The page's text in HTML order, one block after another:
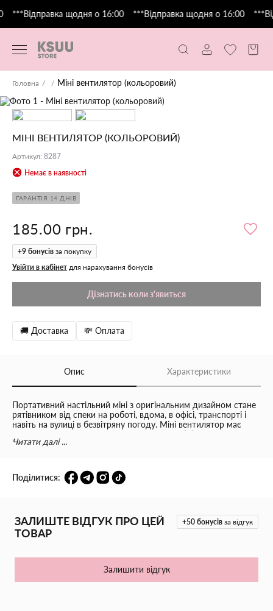
***Відправка щодня о 16:00 ***Відправка щодня о 16:00
Головна Міні вентилятор (кольоровий)
МІНІ ВЕНТИЛЯТОР (КОЛЬОРОВИЙ)
Артикул: 8287
Немає в наявності
ГАРАНТІЯ 14 ДНІВ
185.00 грн.
+9 бонусів за покупку
Увійти в кабінет для нарахування бонусів
Дізнатись коли з'явиться
🚚 Доставка 💸 Оплата
Опис Характеристики
Портативний настільний міні з оригінальним дизайном стане
рятівником від спеки на роботі, вдома, в офісі, транспорті і
навіть на вулиці в безвітряну погоду. Міні вентилятор має
досить компактні розміри і легка вага, що б брати його з
собою куди б Ви не направлялися. Характеристики: Тип:
акумулятор Діаметр лопатей: 8 см Режими швидкості: 2
Зміна кута нахилу: так Час зарядки: близько 2 ч Час роботи: 1
кута нахилу лопатей
Читати далі ...
Поділитися:
+50 бонусів за відгук
ЗАЛИШТЕ ВІДГУК ПРО ЦЕЙ
ТОВАР
Залишити відгук